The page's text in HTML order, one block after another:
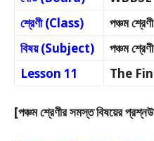
শ্রেণী (Class)
পঞ্চম
বিষয় (Subject)
পঞ্চম
Lesson 11
The
[পঞ্চম শ্রেণীর সমস্ত বিষয়ের